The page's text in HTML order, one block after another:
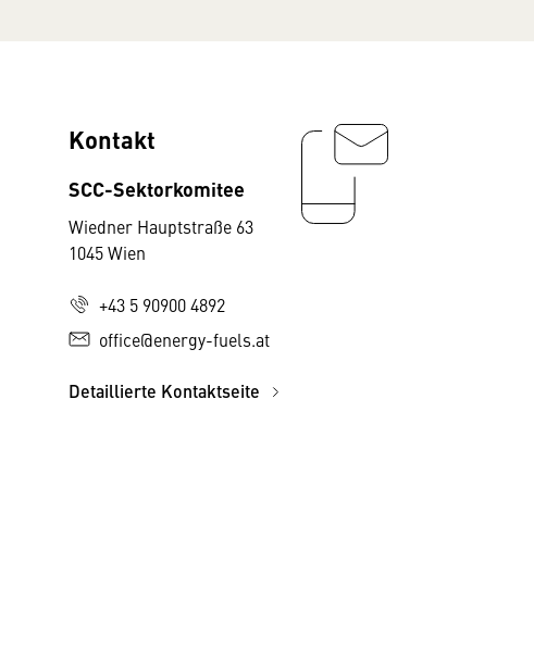
Kontakt
SCC-Sektorkomitee
Wiedner Hauptstraße 63
1045 Wien
+43 5 90900 4892
office@energy-fuels.at
Detaillierte Kontaktseite